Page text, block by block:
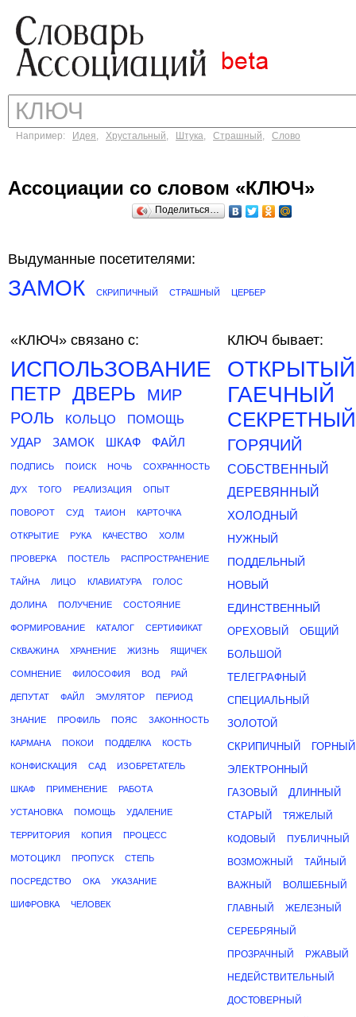
Например: Идея, Хрустальный, Штука, Страшный, Слово
Ассоциации со словом «КЛЮЧ»
Поделиться…
Выдуманные посетителями:
ЗАМОК СКРИПИЧНЫЙ СТРАШНЫЙ ЦЕРБЕР
«КЛЮЧ» связано с:
ИСПОЛЬЗОВАНИЕ
ПЕТР ДВЕРЬ
МИР
РОЛЬ
КОЛЬЦО
ПОМОЩЬ
УДАР
ЗАМОК ШКАФ ФАЙЛ
ПОДПИСЬ ПОИСК НОЧЬ СОХРАННОСТЬ
ДУХ ТОГО РЕАЛИЗАЦИЯ ОПЫТ
ПОВОРОТ СУД ТАИОН КАРТОЧКА
ОТКРЫТИЕ РУКА КАЧЕСТВО ХОЛМ
ПРОВЕРКА ПОСТЕЛЬ РАСПРОСТРАНЕНИЕ
ТАЙНА ЛИЦО КЛАВИАТУРА ГОЛОС
ДОЛИНА ПОЛУЧЕНИЕ СОСТОЯНИЕ
ФОРМИРОВАНИЕ КАТАЛОГ СЕРТИФИКАТ
СКВАЖИНА ХРАНЕНИЕ ЖИЗНЬ ЯЩИЧЕК
СОМНЕНИЕ ФИЛОСОФИЯ ВОД РАЙ
ДЕПУТАТ ФАЙЛ ЭМУЛЯТОР ПЕРИОД
ЗНАНИЕ ПРОФИЛЬ ПОЯС ЗАКОННОСТЬ
КАРМАНА ПОКОИ ПОДДЕЛКА КОСТЬ
КОНФИСКАЦИЯ САД ИЗОБРЕТАТЕЛЬ
ШКАФ ПРИМЕНЕНИЕ РАБОТА
УСТАНОВКА ПОМОЩЬ УДАЛЕНИЕ
ТЕРРИТОРИЯ КОПИЯ ПРОЦЕСС
МОТОЦИКЛ ПРОПУСК СТЕПЬ
ПОСРЕДСТВО ОКА УКАЗАНИЕ
ШИФРОВКА ЧЕЛОВЕК
КЛЮЧ бывает:
ОТКРЫТЫЙ
ГАЕЧНЫЙ
СЕКРЕТНЫЙ
ГОРЯЧИЙ
СОБСТВЕННЫЙ
ДЕРЕВЯННЫЙ
ХОЛОДНЫЙ
НУЖНЫЙ
ПОДДЕЛЬНЫЙ
НОВЫЙ
ЕДИНСТВЕННЫЙ
ОРЕХОВЫЙ
ОБЩИЙ
БОЛЬШОЙ
ТЕЛЕГРАФНЫЙ
СПЕЦИАЛЬНЫЙ
ЗОЛОТОЙ
СКРИПИЧНЫЙ
ГОРНЫЙ
ЭЛЕКТРОННЫЙ
ГАЗОВЫЙ
ДЛИННЫЙ
СТАРЫЙ
ТЯЖЕЛЫЙ
КОДОВЫЙ ПУБЛИЧНЫЙ
ВОЗМОЖНЫЙ ТАЙНЫЙ
ВАЖНЫЙ ВОЛШЕБНЫЙ
ГЛАВНЫЙ ЖЕЛЕЗНЫЙ
СЕРЕБРЯНЫЙ
ПРОЗРАЧНЫЙ РЖАВЫЙ
НЕДЕЙСТВИТЕЛЬНЫЙ
ДОСТОВЕРНЫЙ